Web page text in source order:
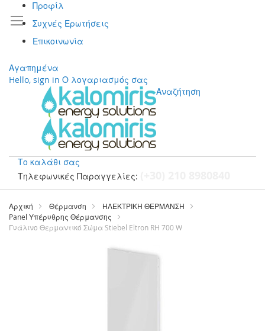
Προφίλ
Συχνές Ερωτήσεις
Επικοινωνία
Αγαπημένα
Hello, sign in Ο λογαριασμός σας
Αναζήτηση
Το καλάθι σας
Τηλεφωνικές Παραγγελίες:
Μετάβαση
περιεχόμενο
Αρχική Θέρμανση
ΗΛΕΚΤΡΙΚΗ ΘΕΡΜΑΝΣΗ
Panel Υπέρυθρης Θέρμανσης
Γυάλινο Θερμαντικό Σώμα Stiebel Eltron RH 700 W